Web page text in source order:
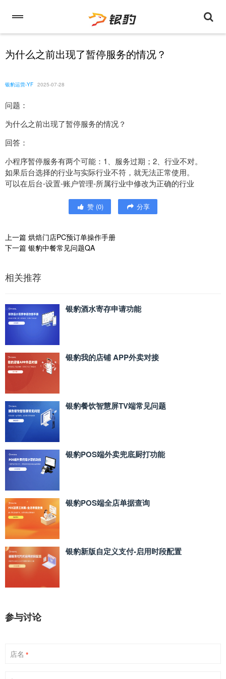
为什么之前出现了暂停服务的情况？
银豹运营-YF 2025-07-28
问题：
为什么之前出现了暂停服务的情况？
回答：
小程序暂停服务有两个可能：1、服务过期；2、行业不对。
如果后台选择的行业与实际行业不符，就无法正常使用。
可以在后台-设置-账户管理-所属行业中修改为正确的行业
赞 (0) 分享
上一篇 烘焙门店PC预订单操作手册
下一篇 银豹中餐常见问题QA
相关推荐
银豹酒水寄存申请功能
银豹我的店铺 APP外卖对接
银豹餐饮智慧屏TV端常见问题
银豹POS端外卖兜底厨打功能
银豹POS端全店单据查询
银豹新版自定义支付‑启用时段配置
参与讨论
店名 *